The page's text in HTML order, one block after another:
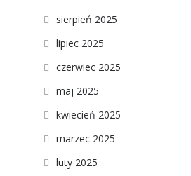
sierpień 2025
lipiec 2025
czerwiec 2025
maj 2025
kwiecień 2025
marzec 2025
luty 2025